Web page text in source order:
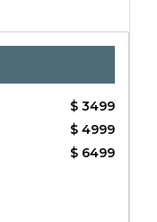
$ 3499
$ 4999
$ 6499